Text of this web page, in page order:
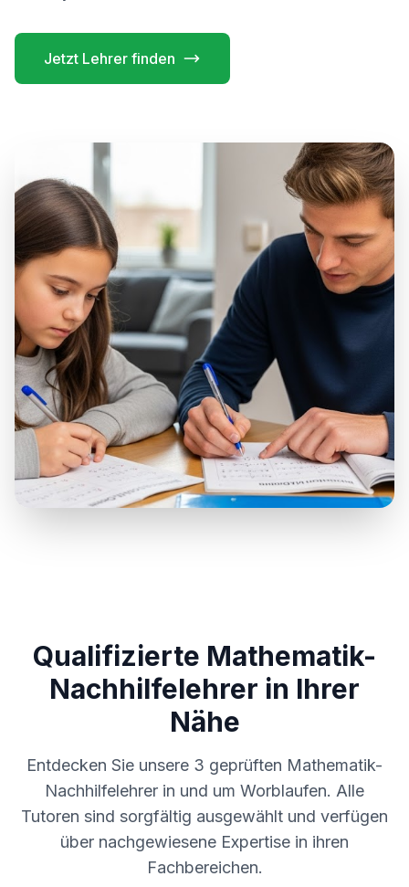
Jetzt Lehrer finden
Qualifizierte Mathematik-
Nachhilfelehrer in Ihrer
Nähe
Entdecken Sie unsere 3 geprüften Mathematik-
Nachhilfelehrer in und um Worblaufen. Alle
Tutoren sind sorgfältig ausgewählt und verfügen
über nachgewiesene Expertise in ihren
Fachbereichen.